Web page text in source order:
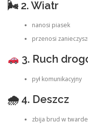
🌬 2. Wiatr
nanosi piasek
przenosi
3. Ruch
pył komunikacyjny
🌧 4. Deszcz
zbija brud w